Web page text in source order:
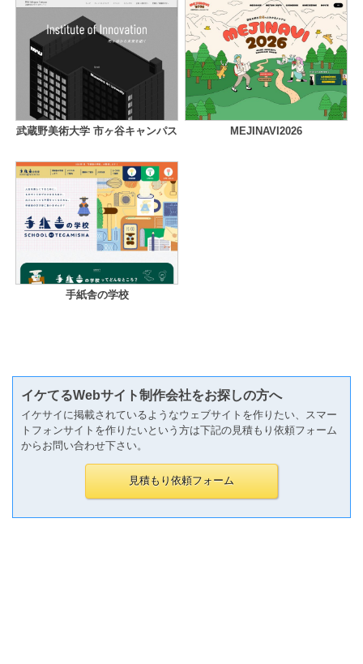
武蔵野美術大学 市ヶ谷キャンパス MEJINAVI2026
手紙舎の学校
イケてるWebサイト制作会社をお探しの方へ
イケサイに掲載されているようなウェブサイトを作りたい、スマー
トフォンサイトを作りたいという方は下記の見積もり依頼フォーム
からお問い合わせ下さい。